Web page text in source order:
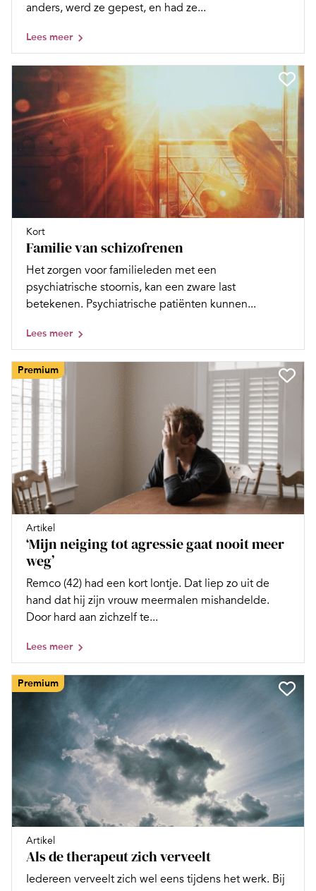
anders, werd ze gepest, en had ze...
Lees meer
Kort
Familie van schizofrenen
Het zorgen voor familieleden met een
psychiatrische stoornis, kan een zware last
betekenen. Psychiatrische patiënten kunnen...
Lees meer
Premium
Artikel
‘Mijn neiging tot agressie gaat nooit meer
weg’
Remco (42) had een kort lontje. Dat liep zo uit de
hand dat hij zijn vrouw meermalen mishandelde.
Door hard aan zichzelf te...
Lees meer
Premium
Artikel
Als de therapeut zich verveelt
Iedereen verveelt zich wel eens tijdens het werk. Bij